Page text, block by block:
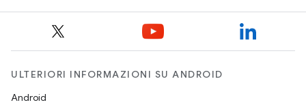
ULTERIORI INFORMAZIONI SU ANDROID
Android